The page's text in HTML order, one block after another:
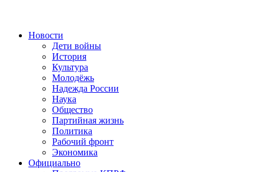
Новости
Дети войны
История
Культура
Молодёжь
Надежда России
Наука
Общество
Партийная жизнь
Политика
Рабочий фронт
Экономика
Официально